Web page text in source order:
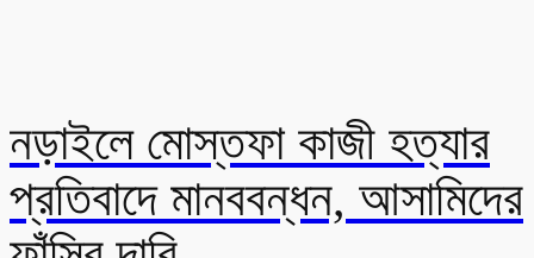
নড়াইলে মোস্তফা কাজী হত্যার
প্রতিবাদে মানববন্ধন, আসামিদের